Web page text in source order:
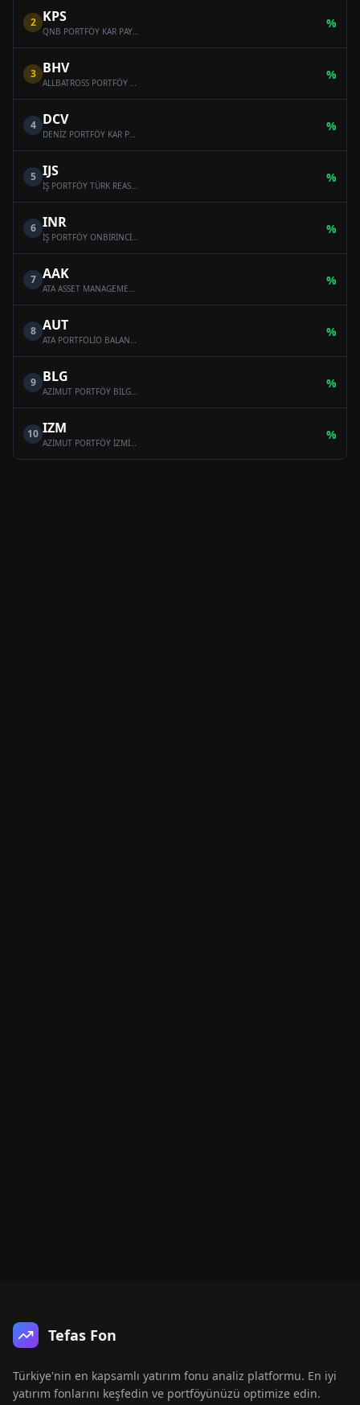
2 KPS
QNB PORTFÖY KAR PAYI ÖDEYEN ONİKİNCİ SERBEST (DÖVİZ) FON
%
3 BHV
ALLBATROSS PORTFÖY BAHAR HİSSE SENEDİ SERBEST FON (HİSSE SENEDİ YOĞUN FON)
%
4 DCV
DENİZ PORTFÖY KAR PAYI ÖDEYEN SERBEST (DÖVİZ) FON
%
5 IJS
İŞ PORTFÖY TÜRK REASÜRANS SERBEST ÖZEL FON
%
6 INR
İŞ PORTFÖY ONBİRİNCİ SERBEST (DÖVİZ) FON
%
7 AAK
ATA ASSET MANAGEMENT MULTI-ASSET VARIABLE FUND
%
8 AUT
ATA PORTFOLİO BALANCED VARİABLE FUND
%
9 BLG
AZİMUT PORTFÖY BİLGE SERBEST ÖZEL FON
%
10 IZM
AZİMUT PORTFÖY İZMİR SERBEST (TL) ÖZEL FON
%
Tefas Fon
Türkiye'nin en kapsamlı yatırım fonu analiz platformu. En iyi
yatırım fonlarını keşfedin ve portföyünüzü optimize edin.